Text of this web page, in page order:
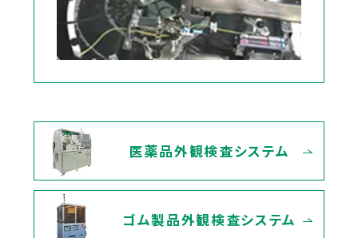
医薬品外観検査システム
ゴム製品外観検査システム